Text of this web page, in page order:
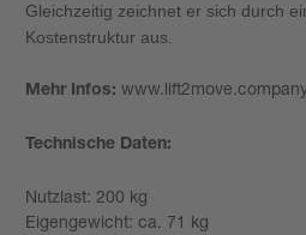
Gleichzeitig zeichnet er sich durch
Kostenstruktur aus.
Mehr Infos:
Technische Daten:
Nutzlast: 200 kg
Eigengewicht: ca. 71 kg